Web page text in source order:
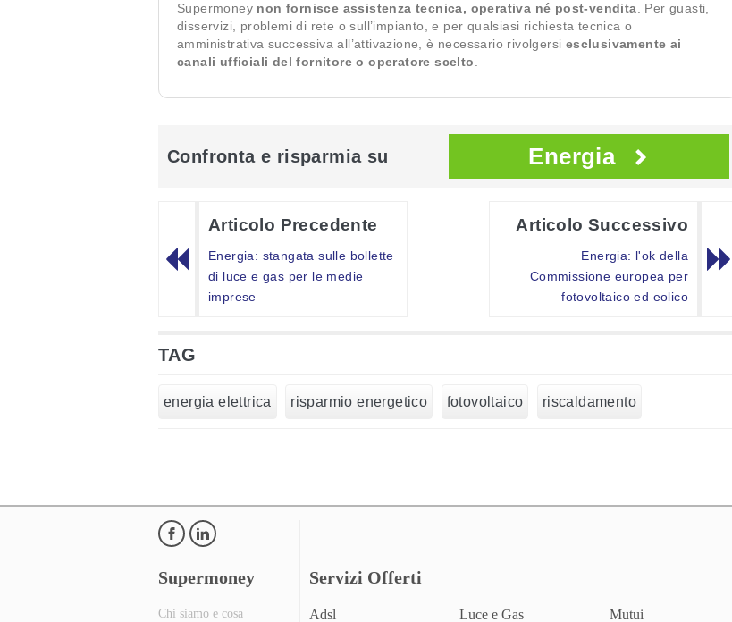
Supermoney non fornisce assistenza tecnica, operativa né post-vendita . Per guasti,
disservizi, problemi di rete o sull’impianto, e per qualsiasi richiesta tecnica o
amministrativa successiva all’attivazione, è necessario rivolgersi esclusivamente ai
canali ufficiali del fornitore o operatore scelto
Confronta e risparmia su Energia
Articolo Precedente
Energia: stangata sulle bollette
di luce e gas per le medie
imprese
Articolo Successivo
Energia: l'ok della
Commissione europea per
fotovoltaico ed eolico
TAG
energia elettrica risparmio energetico fotovoltaico riscaldamento
Supermoney
Chi siamo e cosa
Servizi Offerti
Adsl Luce e Gas Mutui